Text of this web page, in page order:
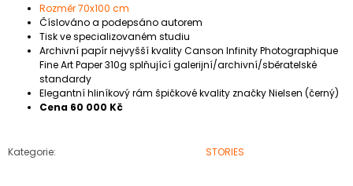
Rozměr 70x100 cm
Číslováno a podepsáno autorem
Tisk ve specializovaném studiu
Archivní papír nejvyšší kvality Canson Infinity Photographique
Fine Art Paper 310g splňující galerijní/archivní/sběratelské
standardy
Elegantní hliníkový rám špičkové kvality značky Nielsen (černý)
Cena 60 000 Kč
Kategorie: STORIES